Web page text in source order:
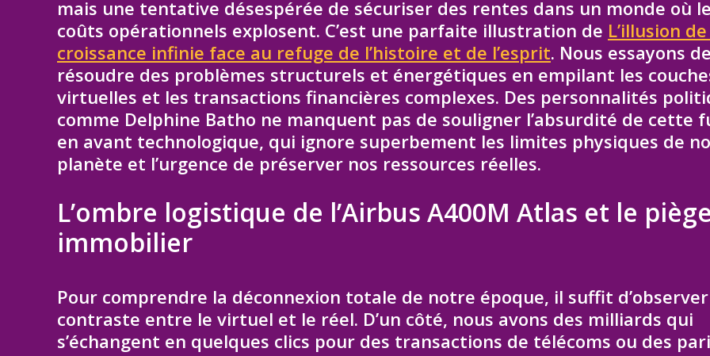
mais une tentative désespérée de sécuriser des rentes dans un monde où
coûts opérationnels explosent. C’est une parfaite illustration de L’illusion
croissance infinie face au refuge de l’histoire et de l’esprit. Nous essayons
résoudre des problèmes structurels et énergétiques en empilant les
virtuelles et les transactions financières complexes. Des personnalités
comme Delphine Batho ne manquent pas de souligner l’absurdité de cette
en avant technologique, qui ignore superbement les limites physiques de
planète et l’urgence de préserver nos ressources réelles.
L’ombre logistique de l’Airbus A400M Atlas et le
immobilier
Pour comprendre la déconnexion totale de notre époque, il suffit
contraste entre le virtuel et le réel. D’un côté, nous avons des milliards qui
s’échangent en quelques clics pour des transactions de télécoms ou des